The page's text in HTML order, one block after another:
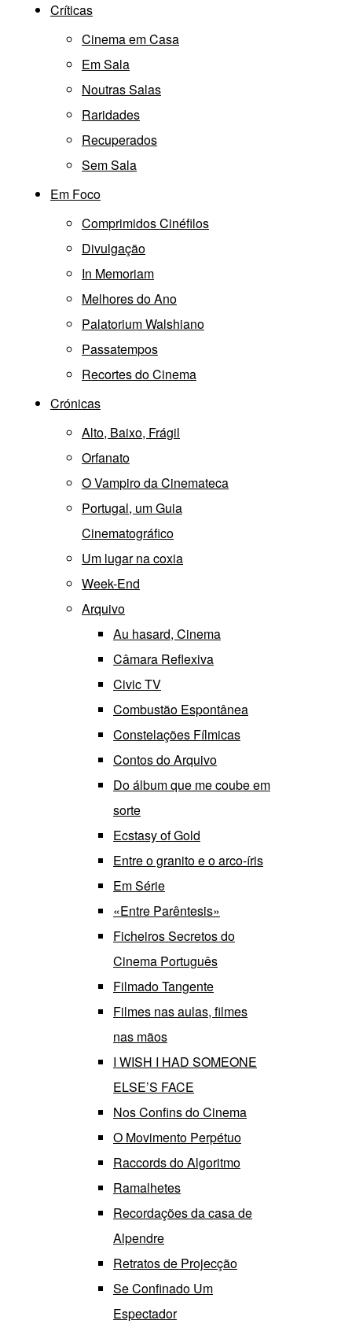
Críticas
Cinema em Casa
Em Sala
Noutras Salas
Raridades
Recuperados
Sem Sala
Em Foco
Comprimidos Cinéfilos
Divulgação
In Memoriam
Melhores do Ano
Palatorium Walshiano
Passatempos
Recortes do Cinema
Crónicas
Alto, Baixo, Frágil
Orfanato
O Vampiro da Cinemateca
Portugal, um Guia
Cinematográfico
Um lugar na coxia
Week-End
Arquivo
Au hasard, Cinema
Câmara Reflexiva
Civic TV
Combustão Espontânea
Constelações Fílmicas
Contos do Arquivo
Do álbum que me coube em
sorte
Ecstasy of Gold
Entre o granito e o arco-íris
Em Série
«Entre Parêntesis»
Ficheiros Secretos do
Cinema Português
Filmado Tangente
Filmes nas aulas, filmes
nas mãos
I WISH I HAD SOMEONE
ELSE’S FACE
Nos Confins do Cinema
O Movimento Perpétuo
Raccords do Algoritmo
Ramalhetes
Recordações da casa de
Alpendre
Retratos de Projecção
Se Confinado Um
Espectador